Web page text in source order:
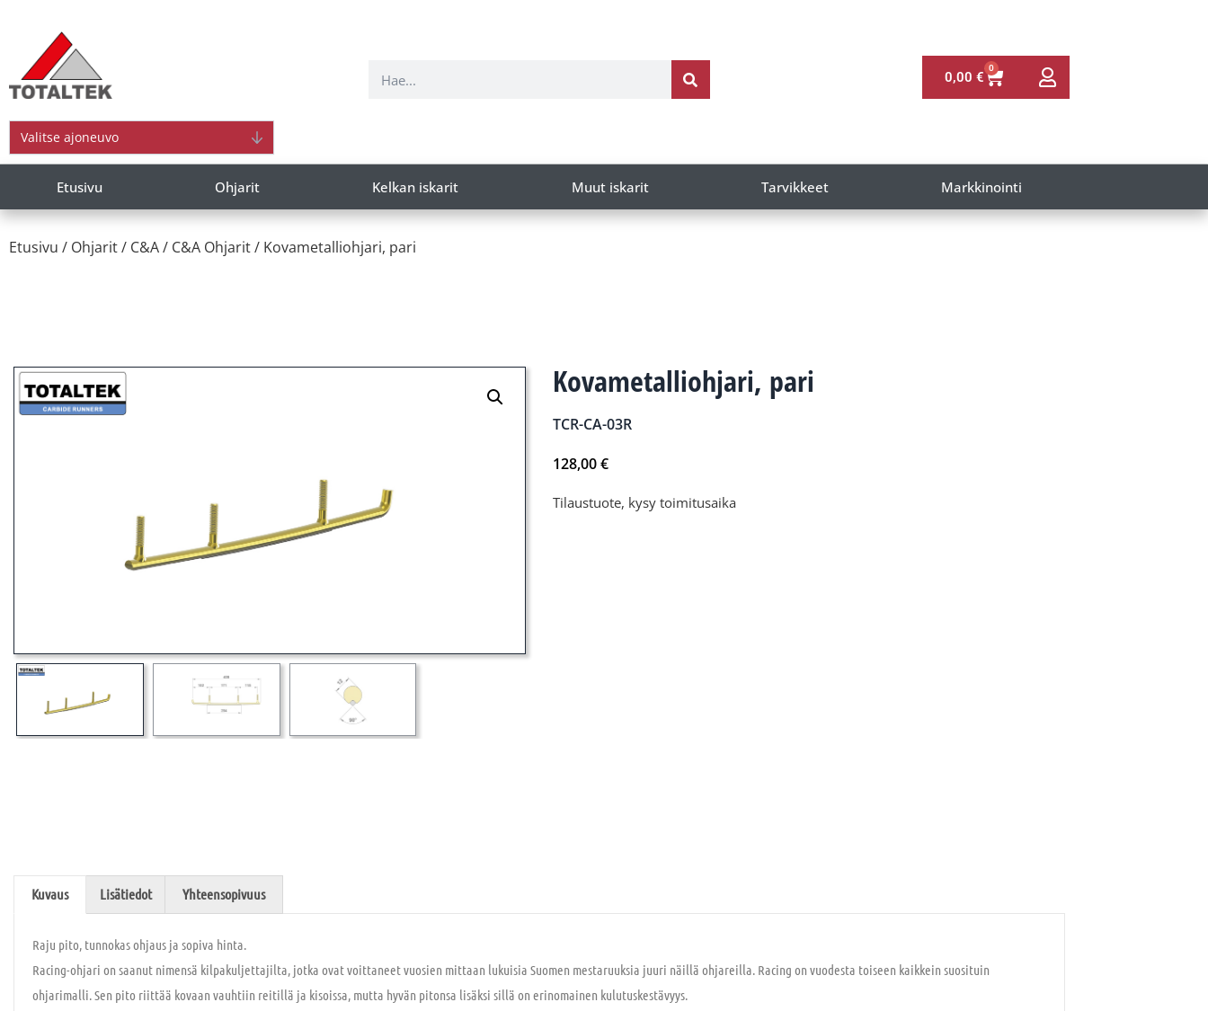
0,00 €
0
Valitse ajoneuvo
Etusivu Ohjarit Kelkan iskarit Muut iskarit Tarvikkeet Markkinointi
Etusivu / Ohjarit/ C&A/ C&A Ohjarit/ Kovametalliohjari, pari
Kovametalliohjari, pari
TCR-CA-03R
128,00€
Tilaustuote, kysy toimitusaika
Kuvaus Lisätiedot Yhteensopivuus
Raju pito, tunnokas ohjaus ja sopiva hinta.
Racing-ohjari on saanut nimensä kilpakuljettajilta, jotka ovat voittaneet vuosien mittaan lukuisia Suomen mestaruuksia juuri näillä ohjareilla. Racing on vuodesta toiseen kaikkein suosituin
ohjarimalli. Sen pito riittää kovaan vauhtiin reitillä ja kisoissa, mutta hyvän pitonsa lisäksi sillä on erinomainen kulutuskestävyys.